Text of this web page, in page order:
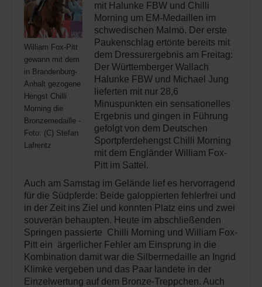
William Fox-Pitt
gewann mit dem
in Brandenburg-
Anhalt gezogene
Hengst Chilli
Morning die
Bronzemedaille -
Foto: (C) Stefan
Lafrentz
mit Halunke FBW und Chilli
Morning um EM-Medaillen im
schwedischen Malmö. Der erste
Paukenschlag ertönte bereits mit
dem Dressurergebnis am Freitag:
Der Württemberger Wallach
Halunke FBW und Michael Jung
lieferten mit nur 28,6
Minuspunkten ein sensationelles
Ergebnis und gingen in Führung
gefolgt von dem Deutschen
Sportpferdehengst Chilli Morning
mit dem Engländer William Fox-
Pitt im Sattel.
Auch am Samstag im Gelände lief es hervorragend
für die Südpferde: Beide galoppierten fehlerfrei und
in der Zeit ins Ziel und konnten Platz eins und zwei
souverän behaupten. Heute im abschließenden
Springen passierte Chilli Morning und William Fox-
Pitt ein ärgerlicher Fehler am Einsprung in die
Kombination damit war die Silbermedaille an Ingrid
Klimke vergeben und das Paar landete in der
Einzelwertung auf dem Bronze-Treppchen. Auch